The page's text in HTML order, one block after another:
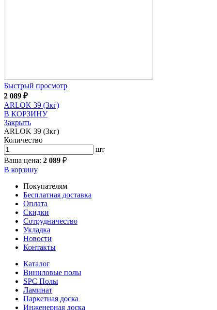
Быстрый просмотр
2 089 ₽
ARLOK 39 (3кг)
В КОРЗИНУ
Закрыть
ARLOK 39 (3кг)
Количество
шт
Ваша цена: 2 089 ₽
В корзину
Покупателям
Бесплатная доставка
Оплата
Скидки
Сотрудничество
Укладка
Новости
Контакты
Каталог
Виниловые полы
SPC Полы
Ламинат
Паркетная доска
Инженерная доска